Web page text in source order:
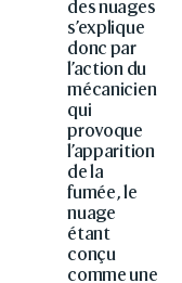
des nuages
s’explique
donc par
l’action du
mécanicien
qui
provoque
l’apparition
de la
fumée, le
nuage
étant
conçu
comme une